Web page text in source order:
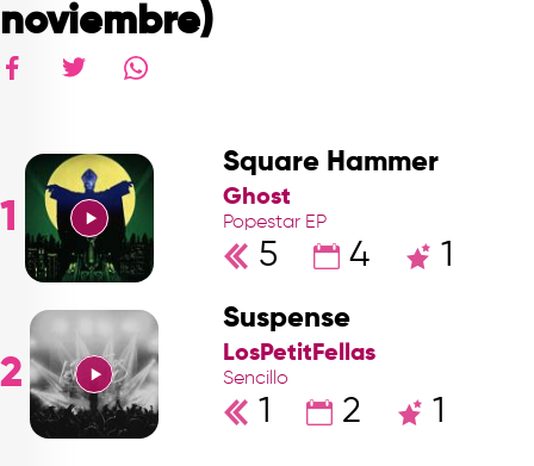
noviembre)
1
Square Hammer
Ghost
Popestar EP
5 4 1
2
Suspense
LosPetitFellas
Sencillo
1 2 1